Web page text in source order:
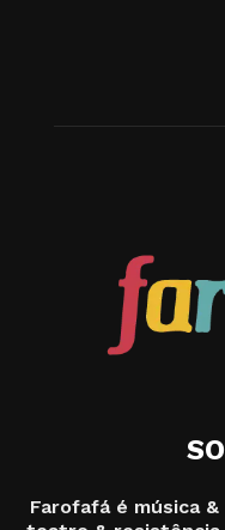
Farofafá é música